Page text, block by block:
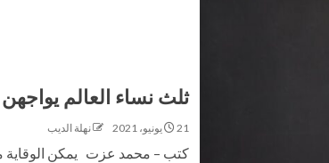
ثلث نساء العالم
21 يونيو، 2021 نهلة الديب
كتب – محمد عزت يمكن الوقاية